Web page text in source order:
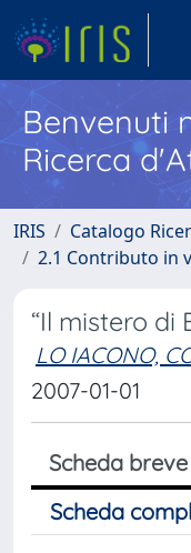
Benvenuti
Ricerca
IRIS Catalogo
2.1 Contributo in
“Il mistero di
LO IACONO,
2007-01-01
Scheda breve
Scheda